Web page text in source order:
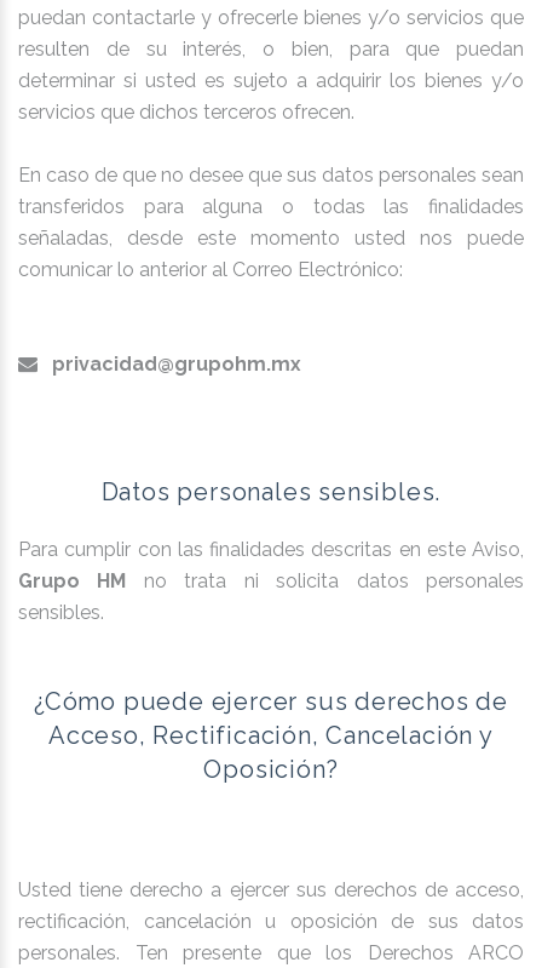
puedan contactarle y ofrecerle bienes y/o servicios que
resulten de su interés, o bien, para que puedan
determinar si usted es sujeto a adquirir los bienes y/o
servicios que dichos terceros ofrecen.
En caso de que no desee que sus datos personales sean
transferidos para alguna o todas las finalidades
señaladas, desde este momento usted nos puede
comunicar lo anterior al Correo Electrónico:
privacidad@grupohm.mx
Datos personales sensibles.
Para cumplir con las finalidades descritas en este Aviso,
Grupo HM
no trata ni solicita datos personales
sensibles.
¿Cómo puede ejercer sus derechos de
Acceso, Rectificación, Cancelación y
Oposición?
Usted tiene derecho a ejercer sus derechos de acceso,
rectificación, cancelación u oposición de sus datos
personales. Ten presente que los Derechos ARCO